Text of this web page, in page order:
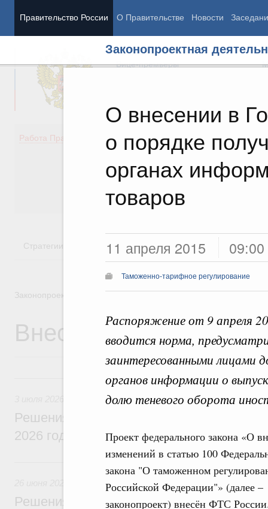
Правительство России О Правительстве Новости
Законопроектная
О внесении в
о порядке
органах
товаров
11 апреля 2015 09:00
Таможенно-тарифное регулирование
Распоряжение от 9 апреля
вводится норма,
заинтересованными лицами
органов информации о
долю теневого оборота
Проект федерального закона «О
изменений в статью 100
закона "О таможенном
Российской Федерации"» (далее –
законопроект) внесён ФТС
Председатель Правительства
Вице-премьеры
Работа Правительства
Демография
Здоровье
Культура
Государство
Стратегии Государственные программы
Законопроектная деятельность
Внесение
3 июля, пятница
Решения, принятые на заседании
2026 года
26 июня, пятница
Решения, принятые на заседании